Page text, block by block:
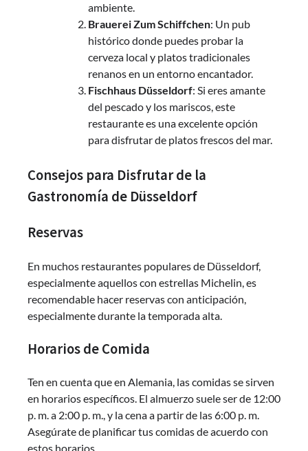
ambiente.
Brauerei Zum Schiffchen: Un pub
histórico donde puedes probar la
cerveza local y platos tradicionales
renanos en un entorno encantador.
Fischhaus Düsseldorf: Si eres amante
del pescado y los mariscos, este
restaurante es una excelente opción
para disfrutar de platos frescos del mar.
Consejos para Disfrutar de la
Gastronomía de Düsseldorf
Reservas
En muchos restaurantes populares de Düsseldorf,
especialmente aquellos con estrellas Michelin, es
recomendable hacer reservas con anticipación,
especialmente durante la temporada alta.
Horarios de Comida
Ten en cuenta que en Alemania, las comidas se sirven
en horarios específicos. El almuerzo suele ser de 12:00
p. m. a 2:00 p. m., y la cena a partir de las 6:00 p. m.
Asegúrate de planificar tus comidas de acuerdo con
estos horarios.